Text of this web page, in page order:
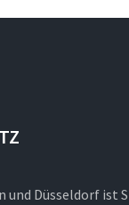
Düsseldorf ist